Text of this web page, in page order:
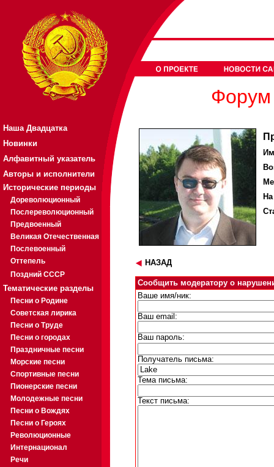
Наша Двадцатка
Новинки
Алфавитный указатель
Авторы и исполнители
Исторические периоды
Дореволюционный
Послереволюционный
Предвоенный
Великая Отечественная
Послевоенный
Оттепель
Поздний СССР
Тематические разделы
Песни о Родине
Советская лирика
Песни о Труде
Песни о городах
Праздничные песни
Морские песни
Спортивные песни
Пионерские песни
Молодежные песни
Песни о Вождях
Песни о Героях
Революционные
Интернационал
Речи
Форум
НАЗАД
Сообщить модератору о
Ваше имя/ник:
Ваш email:
Ваш пароль:
Получатель письма:
Тема письма:
Текст письма: